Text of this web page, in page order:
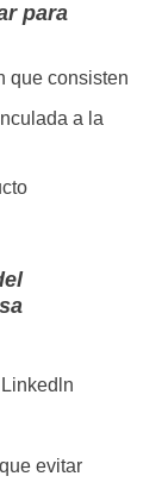
para
que consisten
a la
evitar